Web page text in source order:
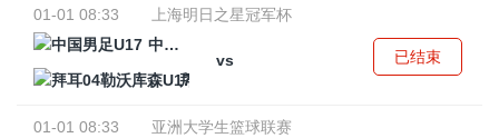
01-01 08:33
上海明日之星冠军杯
中国男足U17
vs
拜耳04勒沃库森U17
已结束
01-01 08:33
亚洲大学生篮球联赛